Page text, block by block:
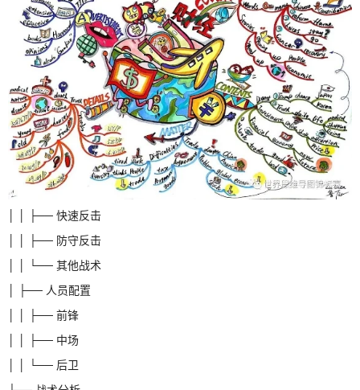
│ │ ├── 快速反击
│ │ ├── 防守反击
│ │ └── 其他战术
│ ├── 人员配置
│ │ ├── 前锋
│ │ ├── 中场
│ │ └── 后卫